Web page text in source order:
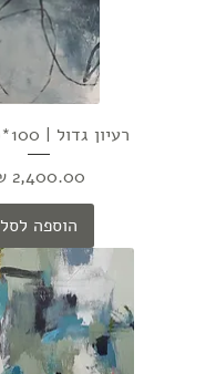
רעיון גדול | 100*80 ס"מ
מחיר
הוספה לסל